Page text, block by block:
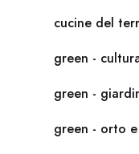
cucine del
green -
green -
green - orto